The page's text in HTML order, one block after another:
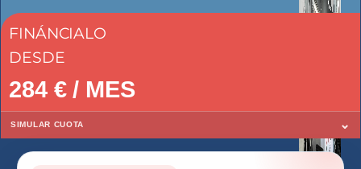
FINÁNCIALO
DESDE
284€ / MES
SIMULAR CUOTA ⌄